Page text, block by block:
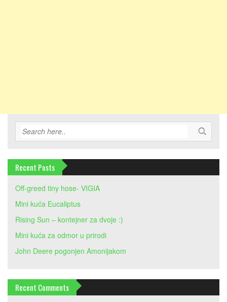
Recent Posts
Off-greed tiny hose- VIGIA
Mini kuća Eucaliptus
Rising Sun – kontejner za dvoje :)
Mini kuća za odmor u prirodi
John Deere pogonjen Amonijakom
Recent Comments